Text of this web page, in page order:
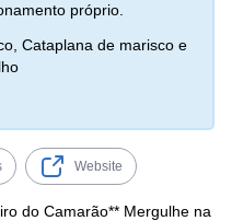
próprio.
Cataplana de marisco e
Website
do Camarão** Mergulhe na